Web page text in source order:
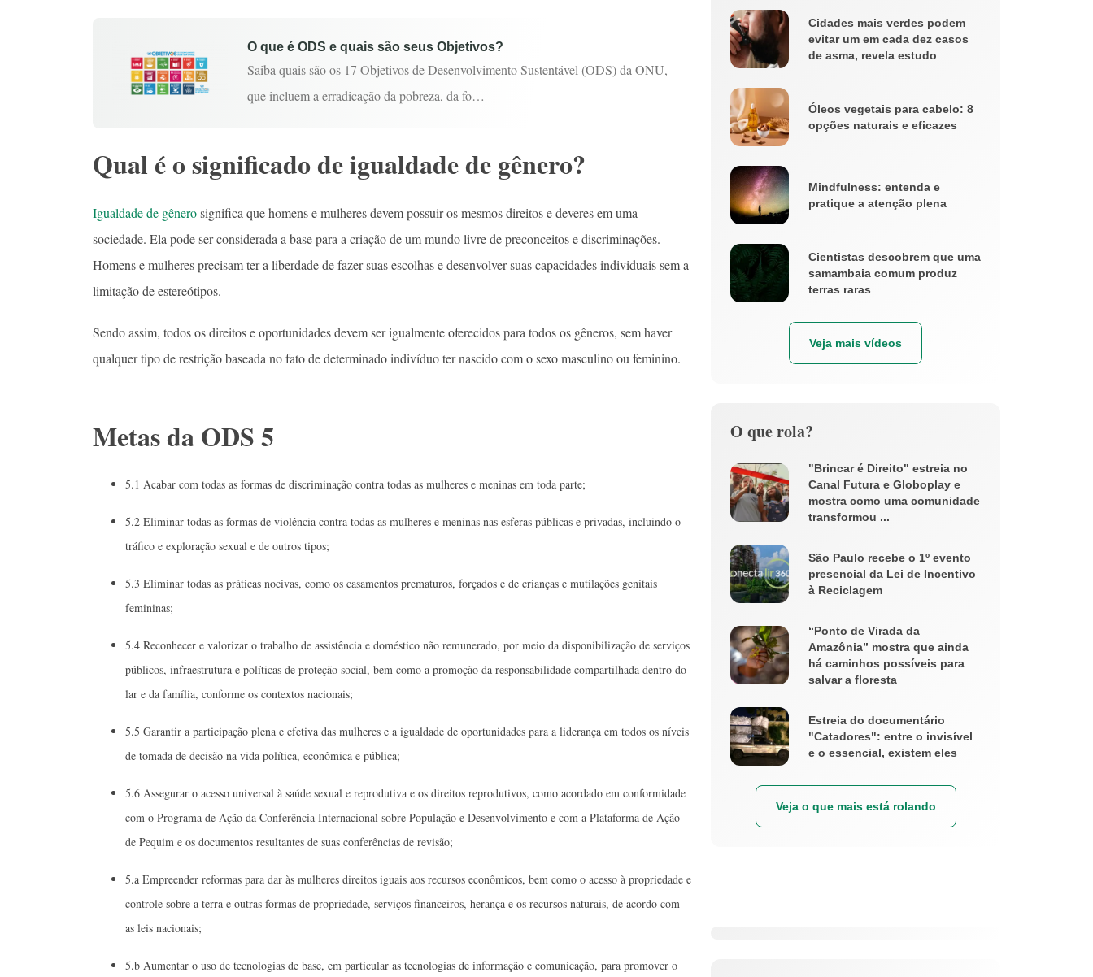
O que é ODS e quais são seus Objetivos?
Saiba quais são os 17 Objetivos de Desenvolvimento Sustentável (ODS) da ONU,
que incluem a erradicação da pobreza, da fo…
Qual é o significado de igualdade de gênero?
Igualdade de gênerosignifica que homens e mulheres devem possuir os mesmos direitos e deveres em uma
sociedade. Ela pode ser considerada a base para a criação de um mundo livre de preconceitos e discriminações.
Homens e mulheres precisam ter a liberdade de fazer suas escolhas e desenvolver suas capacidades individuais sem a
limitação de estereótipos.
Sendo assim, todos os direitos e oportunidades devem ser igualmente oferecidos para todos os gêneros, sem haver
qualquer tipo de restrição baseada no fato de determinado indivíduo ter nascido com o sexo masculino ou feminino.
Metas da ODS 5
5.1 Acabar com todas as formas de discriminação contra todas as mulheres e meninas em toda parte;
5.2 Eliminar todas as formas de violência contra todas as mulheres e meninas nas esferas públicas e privadas, incluindo o
tráfico e exploração sexual e de outros tipos;
5.3 Eliminar todas as práticas nocivas, como os casamentos prematuros, forçados e de crianças e mutilações genitais
femininas;
5.4 Reconhecer e valorizar o trabalho de assistência e doméstico não remunerado, por meio da disponibilização de serviços
públicos, infraestrutura e políticas de proteção social, bem como a promoção da responsabilidade compartilhada dentro do
lar e da família, conforme os contextos nacionais;
5.5 Garantir a participação plena e efetiva das mulheres e a igualdade de oportunidades para a liderança em todos os níveis
de tomada de decisão na vida política, econômica e pública;
5.6 Assegurar o acesso universal à saúde sexual e reprodutiva e os direitos reprodutivos, como acordado em conformidade
com o Programa de Ação da Conferência Internacional sobre População e Desenvolvimento e com a Plataforma de Ação
de Pequim e os documentos resultantes de suas conferências de revisão;
5.a Empreender reformas para dar às mulheres direitos iguais aos recursos econômicos, bem como o acesso à propriedade e
controle sobre a terra e outras formas de propriedade, serviços financeiros, herança e os recursos naturais, de acordo com
as leis nacionais;
5.b Aumentar o uso de tecnologias de base, em particular as tecnologias de informação e comunicação, para promover o
Cidades mais verdes podem
evitar um em cada dez casos
de asma, revela estudo
Óleos vegetais para cabelo: 8
opções naturais e eficazes
Mindfulness: entenda e
pratique a atenção plena
Cientistas descobrem que uma
samambaia comum produz
terras raras
Veja mais vídeos
O que rola?
"Brincar é Direito" estreia no
Canal Futura e Globoplay e
mostra como uma comunidade
transformou ...
São Paulo recebe o 1º evento
presencial da Lei de Incentivo
à Reciclagem
“Ponto de Virada da
Amazônia” mostra que ainda
há caminhos possíveis para
salvar a floresta
Estreia do documentário
"Catadores": entre o invisível
e o essencial, existem eles
Veja o que mais está rolando